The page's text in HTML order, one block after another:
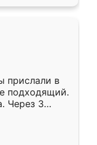
прислали в
подходящий.
Через 3
Остались